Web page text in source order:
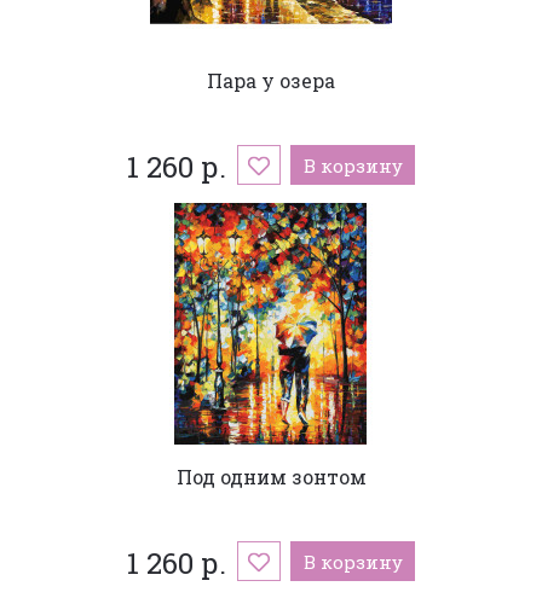
Пара у озера
1 260 р. В корзину
Под одним зонтом
1 260 р. В корзину